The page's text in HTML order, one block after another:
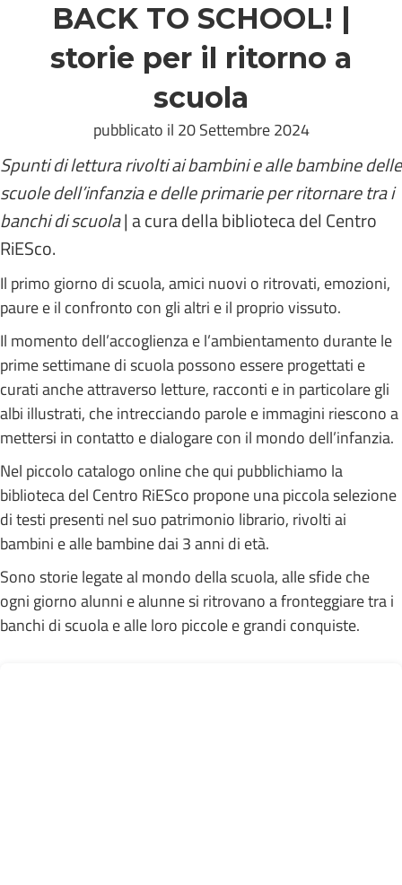
BACK TO SCHOOL! |
storie per il ritorno a
scuola
pubblicato il 20 Settembre 2024
Spunti di lettura rivolti ai bambini e alle bambine delle
scuole dell’infanzia e delle primarie per ritornare tra i
banchi di scuola| a cura della biblioteca del Centro
RiESco.
Il primo giorno di scuola, amici nuovi o ritrovati, emozioni,
paure e il confronto con gli altri e il proprio vissuto.
Il momento dell’accoglienza e l’ambientamento durante le
prime settimane di scuola possono essere progettati e
curati anche attraverso letture, racconti e in particolare gli
albi illustrati, che intrecciando parole e immagini riescono a
mettersi in contatto e dialogare con il mondo dell’infanzia.
Nel piccolo catalogo online che qui pubblichiamo la
biblioteca del Centro RiESco propone una piccola selezione
di testi presenti nel suo patrimonio librario, rivolti ai
bambini e alle bambine dai 3 anni di età.
Sono storie legate al mondo della scuola, alle sfide che
ogni giorno alunni e alunne si ritrovano a fronteggiare tra i
banchi di scuola e alle loro piccole e grandi conquiste.